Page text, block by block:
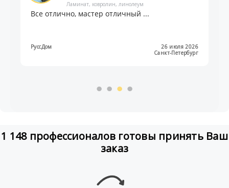
Ламинат, ковролин, линолеум
Все отлично, мастер отличный ...
РуссДом
26 июля 2026
Санкт-Петербург
1 148 профессионалов готовы принять Ваш
заказ